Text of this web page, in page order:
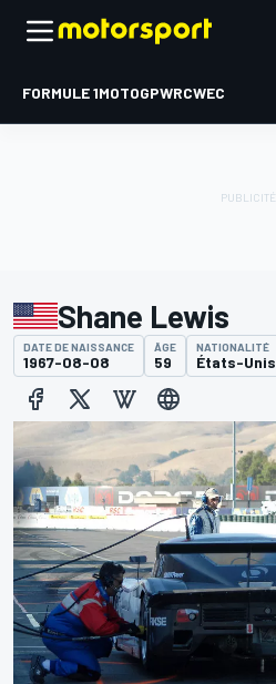
FORMULE 1MOTOGPWRCWEC
Shane Lewis
DATE DE NAISSANCE
1967-08-08
ÂGE
59
NATIONALITÉ
États-Unis